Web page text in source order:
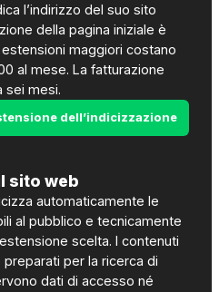
l’indirizzo del suo sito
della pagina iniziale è
maggiori costano
al mese. La fatturazione
sei mesi.
dell’indicizzazione
sito web
automaticamente le
al pubblico e tecnicamente
scelta. I contenuti
per la ricerca di
dati di accesso né